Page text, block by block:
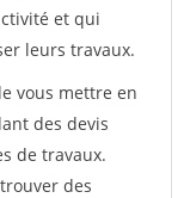
et qui
leurs travaux.
vous mettre en
des devis
de travaux.
des